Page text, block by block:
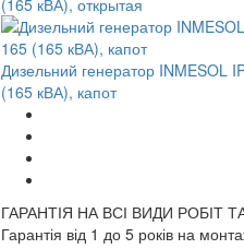
(165 кВА), открытая
Дизельний генератор INMESOL
(165 кВА), капот
ГАРАНТІЯ НА ВСІ ВИДИ РОБІТ
Гарантія від 1 до 5 років на